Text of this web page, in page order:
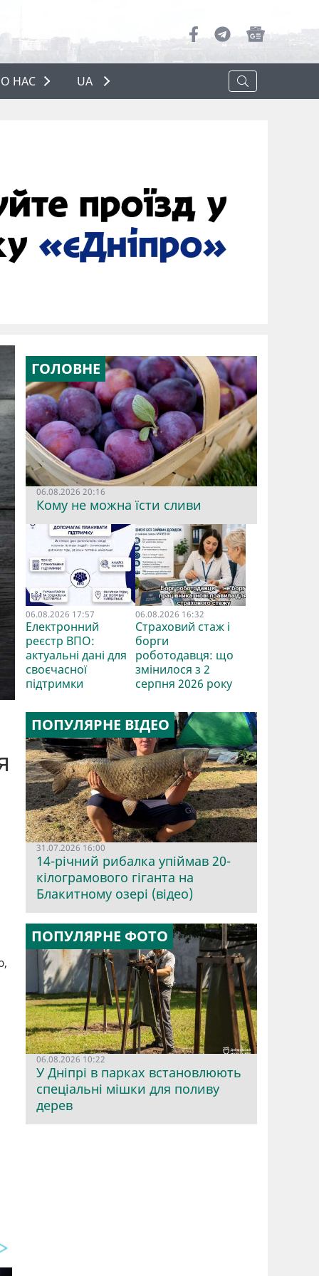
НАС
НАС
UA
ГОЛОВНЕ
06.08.2026 20:16
Кому не можна їсти сливи
06.08.2026 17:57
Електронний
реєстр ВПО:
актуальні дані для
своєчасної
підтримки
06.08.2026 16:32
Страховий стаж і
борги
роботодавця: що
змінилося з 2
серпня 2026 року
ПОПУЛЯРНЕ ВІДЕО
31.07.2026 16:00
14-річний рибалка упіймав 20-
кілограмового гіганта на
Блакитному озері (відео)
ПОПУЛЯРНЕ ФОТО
06.08.2026 10:22
У Дніпрі в парках встановлюють
спеціальні мішки для поливу
дерев